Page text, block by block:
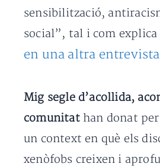
sensibilització,
social”, tal i com explica
en una altra
Mig segle d’acollida,
comunitathan donat
un context en què els
xenòfobs creixen i